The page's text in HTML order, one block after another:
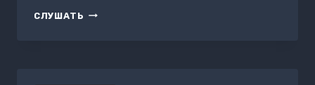
СЛУШАТЬ БЛАГАЯ